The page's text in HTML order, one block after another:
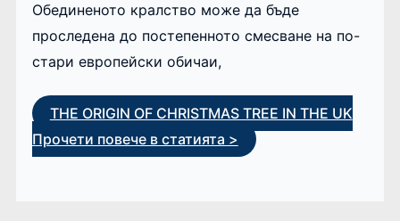
Обединеното кралство може да бъде
проследена до постепенното смесване на по-
стари европейски обичаи,
THE ORIGIN OF CHRISTMAS TREE IN THE UK
Прочети повече в статията >